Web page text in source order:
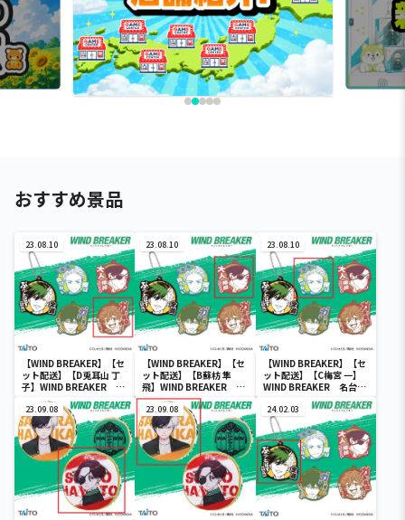
おすすめ景品
23.08.10
【WIND BREAKER】【セ
ット配送】【D兎耳山 丁
子】WIND BREAKER 名
台詞ラバーストラップ
23.08.10
【WIND BREAKER】【セ
ット配送】【B蘇枋 隼
飛】WIND BREAKER 名
台詞ラバーストラップ
23.08.10
【WIND BREAKER】【セ
ット配送】【C梅宮 一】
WIND BREAKER 名台詞
ラバーストラップ
23.09.08 23.09.08 24.02.03